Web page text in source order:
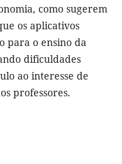
como sugerem
os aplicativos
para o ensino da
dificuldades
ao interesse de
professores.